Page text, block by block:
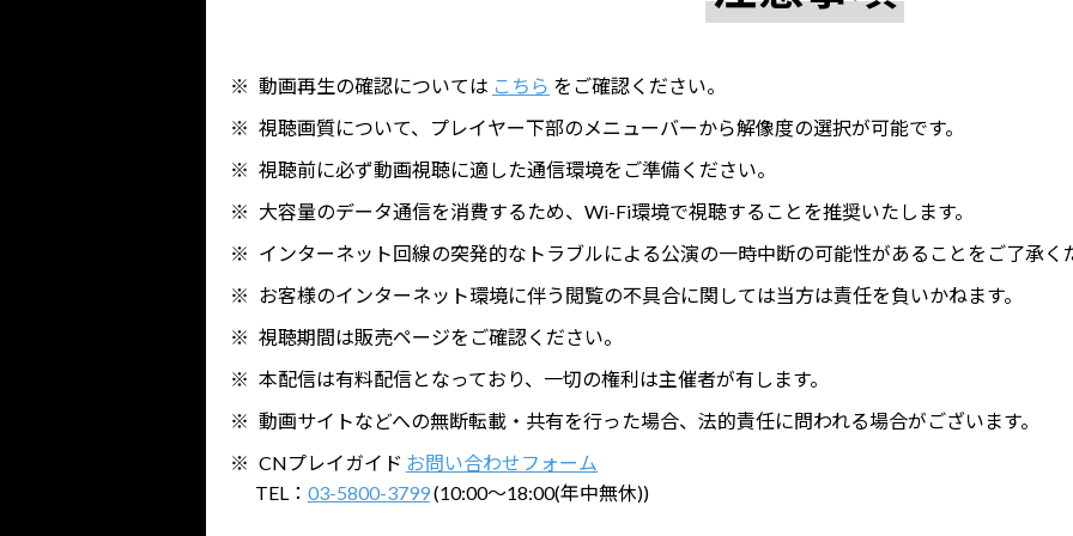
動画再生の確認については こちら をご確認ください。
視聴画質について、プレイヤー下部のメニューバーから解像度の選択が可能です。
視聴前に必ず動画視聴に適した通信環境をご準備ください。
大容量のデータ通信を消費するため、Wi-Fi環境で視聴することを推奨いたします。
インターネット回線の突発的なトラブルによる公演の一時中断の可能性があることをご了承く
お客様のインターネット環境に伴う閲覧の不具合に関しては当方は責任を負いかねます。
視聴期間は販売ページをご確認ください。
本配信は有料配信となっており、一切の権利は主催者が有します。
動画サイトなどへの無断転載・共有を行った場合、法的責任に問われる場合がございます。
CNプレイガイド お問い合わせフォーム
TEL： 03-5800-3799(10:00～18:00(年中無休))